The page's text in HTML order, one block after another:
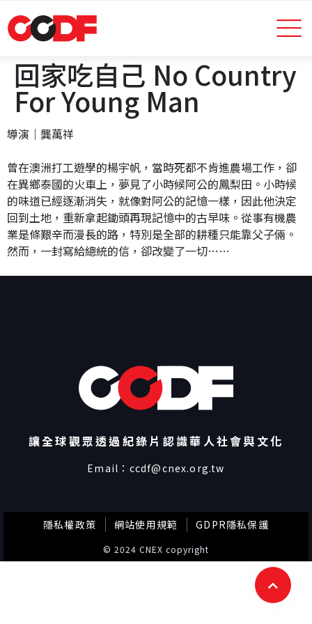
回家吃自己 No Country
For Young Man
導演｜龔萬祥
曾在澳洲打工遊學的楊宇帆，當時死都不肯進農場工作，卻
在異鄉泰國的火車上，夢見了小時候阿公的鳳梨田。小時候
的味道已經逐漸消失，就像對阿公的記憶一樣，因此他決定
回到土地，重新拿起鋤頭再現記憶中的古早味。從事有機農
業是條艱辛而漫長的路，特別是全部的耕種只能靠父子倆。
然而，一封寫給總統的信，卻改變了一切……
讓全球觀眾透過紀錄片認識華人社會與文化
Email： ccdf@cnex.org.tw
© 2024 CNEX copyright
隱私權政策 網站使用規範 GDPR隱私保護